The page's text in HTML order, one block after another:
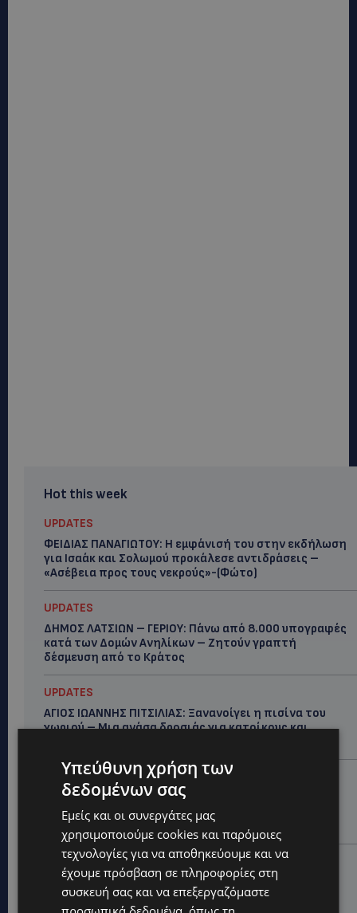
Hot this week
UPDATES
ΦΕΙΔΙΑΣ ΠΑΝΑΓΙΩΤΟΥ: Η εμφάνισή του στην εκδήλωση
για Ισαάκ και Σολωμού προκάλεσε αντιδράσεις –
«Ασέβεια προς τους νεκρούς»-(Φώτο)
UPDATES
ΔΗΜΟΣ ΛΑΤΣΙΩΝ – ΓΕΡΙΟΥ: Πάνω από 8.000 υπογραφές
κατά των Δομών Ανηλίκων – Ζητούν γραπτή
δέσμευση από το Κράτος
UPDATES
ΑΓΙΟΣ ΙΩΑΝΝΗΣ ΠΙΤΣΙΛΙΑΣ: Ξανανοίγει η πισίνα του
χωριού – Μια ανάσα δροσιάς για κατοίκους και
LIFESTYLE
ΕΛΕΝΑ ΠΑΠΑΔΟΠΟΥΛΟΥ: Από τη σκηνή στην
Αντιπροεδρία του ΘΟΚ – «Μεγάλη τιμή και μεγάλη
ευθύνη»
VIBE NEWS
ARLA PROTEIN: Συνεχίζει να καινοτομεί με το Arla
Protein Food to Go.
Υπεύθυνη χρήση των
δεδομένων σας
Εμείς και οι συνεργάτες μας
χρησιμοποιούμε cookies και παρόμοιες
τεχνολογίες για να αποθηκεύουμε και να
έχουμε πρόσβαση σε πληροφορίες στη
συσκευή σας και να επεξεργαζόμαστε